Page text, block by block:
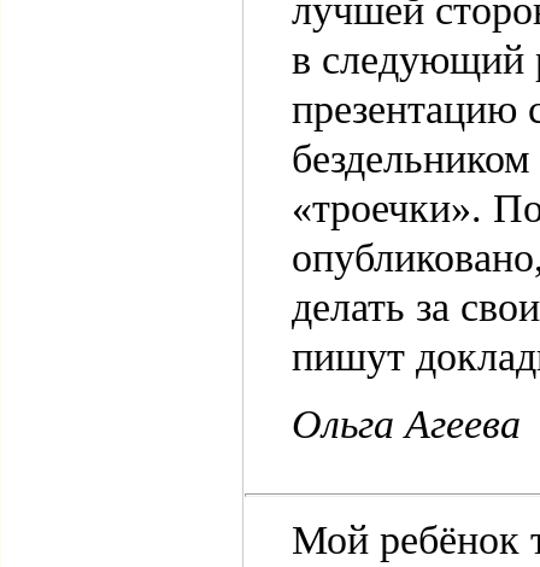
лучшей
в следующий
презентацию
«троечки».
делать за
пишут
Ольга Агеева
Мой ребёнок